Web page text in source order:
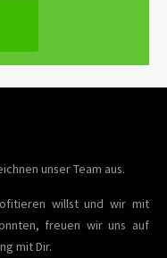
unser Team aus.
willst und wir mit
freuen wir uns auf
mit Dir.